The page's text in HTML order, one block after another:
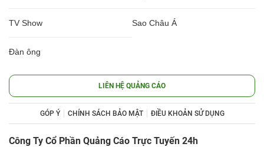
TV Show Sao Châu Á
Đàn ông
LIÊN HỆ QUẢNG CÁO
GÓP Ý CHÍNH SÁCH BẢO MẬT ĐIỀU KHOẢN SỬ DỤNG
Công Ty Cổ Phần Quảng Cáo Trực Tuyến 24h